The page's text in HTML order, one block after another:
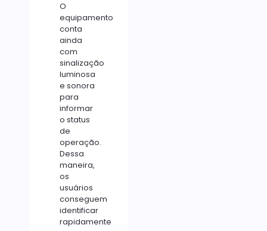
O
equipamento
conta
ainda
com
sinalização
luminosa
e sonora
para
informar
o status
de
operação.
Dessa
maneira,
os
usuários
conseguem
identificar
rapidamente